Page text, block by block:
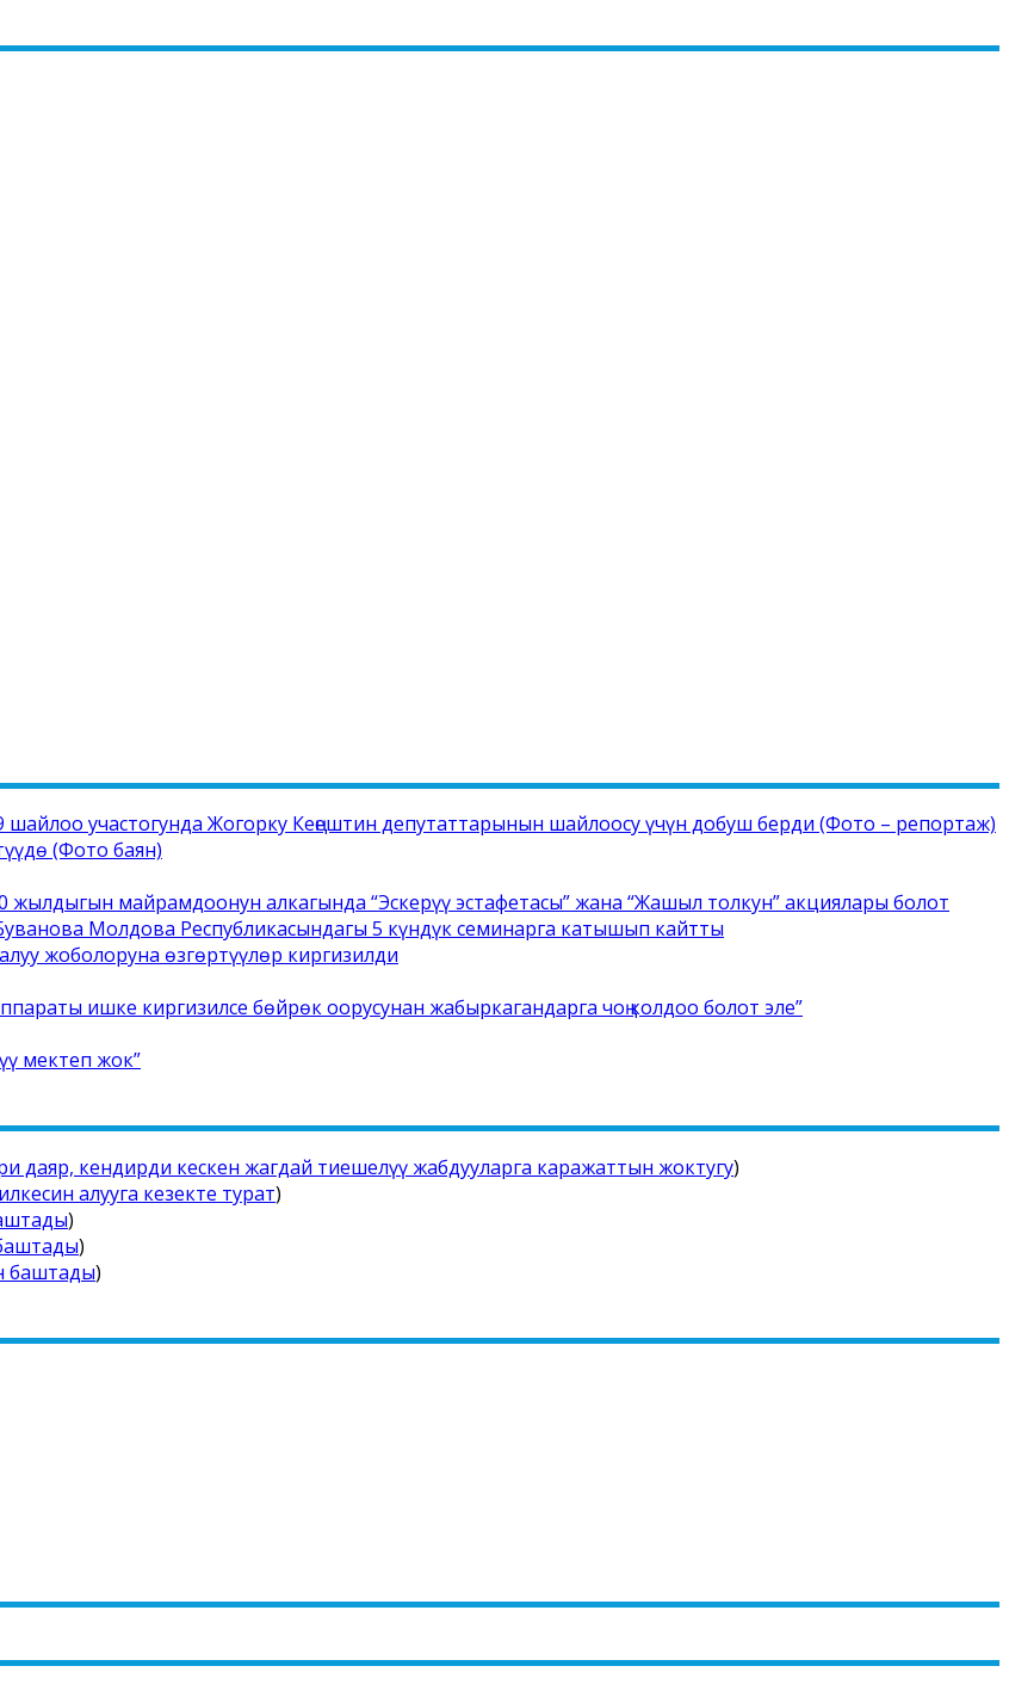
участогунда Жогорку Кеңештин депутаттарынын шайлоосу үчүн добуш берди (Фото – репортаж)
(Фото баян)
майрамдоонун алкагында “Эскерүү эстафетасы” жана “Жашыл толкун” акциялары болот
Молдова Республикасындагы 5 күндүк семинарга катышып кайтты
жоболоруна өзгөртүүлөр киргизилди
ишке киргизилсе бөйрөк оорусунан жабыркагандарга чоң колдоо болот эле”
мектеп жок”
даяр, кендирди кескен жагдай тиешелүү жабдууларга каражаттын жоктугу)
алууга кезекте турат)
)
)
баштады)